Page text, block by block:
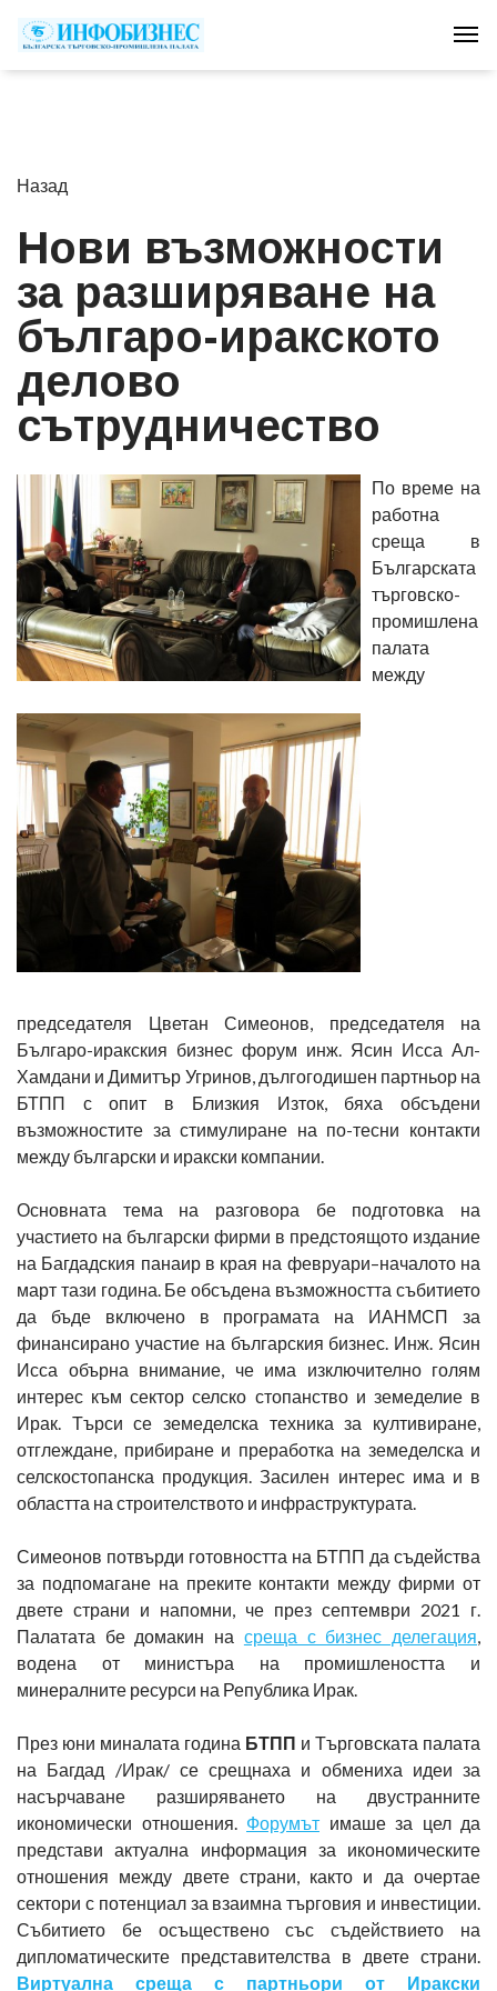
Назад
Нови възможности
за разширяване на
българо-иракското
делово
сътрудничество
По време на
работна
среща в
Българската
търговско-
промишлена
палата
между
председателя Цветан Симеонов, председателя на
Българо-иракския бизнес форум инж. Ясин Исса Ал-
Хамдани и Димитър Угринов, дългогодишен партньор на
БТПП с опит в Близкия Изток, бяха обсъдени
възможностите за стимулиране на по-тесни контакти
между български и иракски компании.
Основната тема на разговора бе подготовка на
участието на български фирми в предстоящото издание
на Багдадския панаир в края на февруари–началото на
март тази година. Бе обсъдена възможността събитието
да бъде включено в програмата на ИАНМСП за
финансирано участие на българския бизнес. Инж. Ясин
Исса обърна внимание, че има изключително голям
интерес към сектор селско стопанство и земеделие в
Ирак. Търси се земеделска техника за култивиране,
отглеждане, прибиране и преработка на земеделска и
селскостопанска продукция. Засилен интерес има и в
областта на строителството и инфраструктурата.
Симеонов потвърди готовността на БТПП да съдейства
за подпомагане на преките контакти между фирми от
двете страни и напомни, че през септември 2021 г.
Палатата бе домакин на среща с бизнес делегация,
водена от министъра на промишлеността и
минералните ресурси на Република Ирак.
През юни миналата година БТПП и Търговската палата
на Багдад /Ирак/ се срещнаха и обмениха идеи за
насърчаване разширяването на двустранните
икономически отношения. Форумът имаше за цел да
представи актуална информация за икономическите
отношения между двете страни, както и да очертае
сектори с потенциал за взаимна търговия и инвестиции.
Събитието бе осъществено със съдействието на
дипломатическите представителства в двете страни.
Виртуална среща с партньори от Иракски